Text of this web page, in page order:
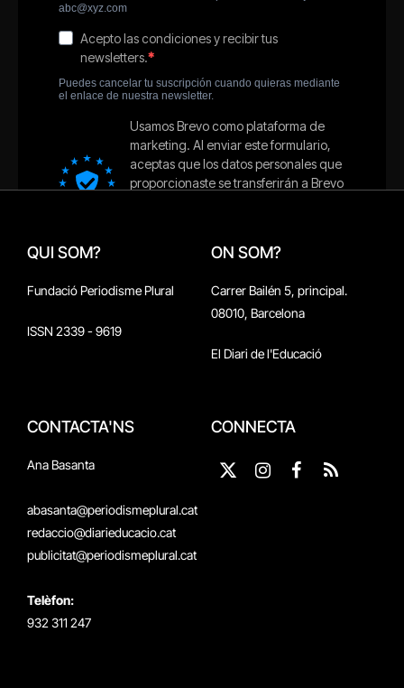
QUI SOM?
Fundació Periodisme Plural
ISSN 2339 - 9619
ON SOM?
Carrer Bailén 5, principal.
08010, Barcelona
El Diari de l'Educació
CONTACTA'NS
Ana Basanta
abasanta@periodismeplural.cat
redaccio@diarieducacio.cat
publicitat@periodismeplural.cat
Telèfon:
932 311 247
CONNECTA
X
Instagram
Facebook
RSS